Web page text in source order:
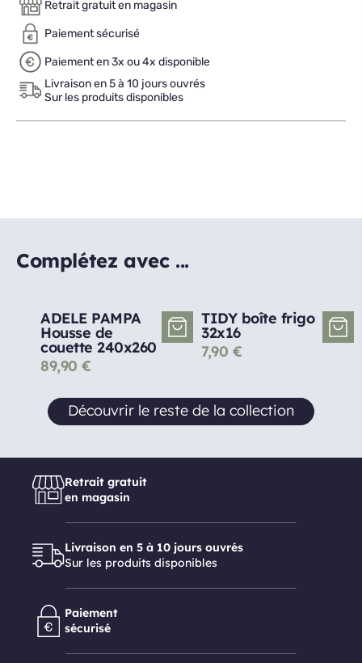
Retrait gratuit en magasin
Paiement sécurisé
Paiement en 3x ou 4x disponible
Livraison en 5 à 10 jours ouvrés
Sur les produits disponibles
Complétez avec ...
ADELE PAMPA
Housse de
couette 240x260
89,90 €
TIDY boîte frigo
32x16
7,90 €
Découvrir le reste de la collection
Retrait gratuit
en magasin
Livraison en 5 à 10 jours ouvrés
Sur les produits disponibles
Paiement
sécurisé